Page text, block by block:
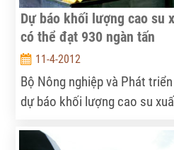
Dự báo khối lượng cao su
có thể đạt 930 ngàn tấn
11-4-2012
Bộ Nông nghiệp và Phát
dự báo khối lượng cao su
ngàn tấn so với con số dự